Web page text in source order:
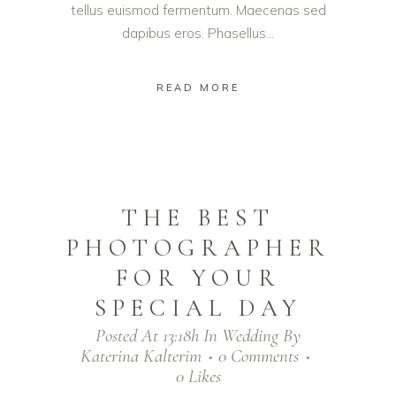
tellus euismod fermentum. Maecenas sed
dapibus eros. Phasellus...
READ MORE
THE BEST
PHOTOGRAPHER
FOR YOUR
SPECIAL DAY
Posted At 13:18h In Wedding By
Katerina Kalterim
0 Comments
0 Likes